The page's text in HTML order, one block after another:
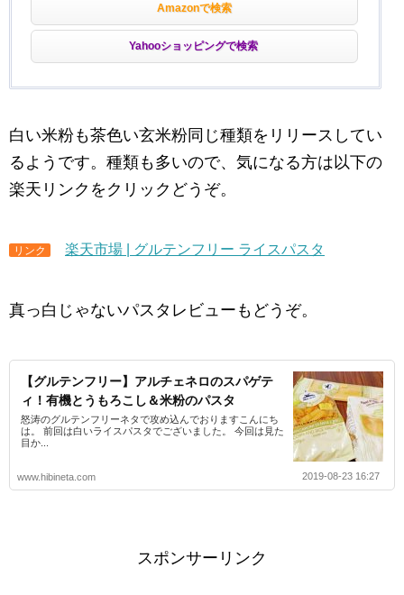
Amazonで検索
Yahooショッピングで検索
白い米粉も茶色い玄米粉同じ種類をリリースしてい
るようです。種類も多いので、気になる方は以下の
楽天リンクをクリックどうぞ。
リンク 楽天市場 | グルテンフリー ライスパスタ
真っ白じゃないパスタレビューもどうぞ。
【グルテンフリー】アルチェネロのスパゲテ
ィ！有機とうもろこし＆米粉のパスタ
怒涛のグルテンフリーネタで攻め込んでおりますこんにち
は。 前回は白いライスパスタでございました。 今回は見た
目か...
www.hibineta.com 2019-08-23 16:27
スポンサーリンク